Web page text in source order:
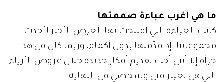
ما هي أغرب عباءة صممتها
كانت العباءة التي افتتحت بها العرض الأخير لأحدث
مجموعاتنا. إذ قدّمتها بدون أكمام، وربما كان في هذا
جرأة إلا أنني أحب تقديم أفكار جديدة خلال عروض الأزياء
التي هي تعبير فني وشخصي في النهاية.